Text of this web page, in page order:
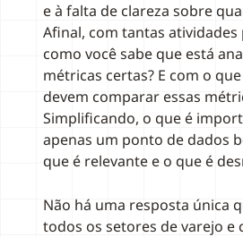
e à falta de clareza sobre
Afinal, com tantas atividades
como você sabe que está
métricas certas? E com o
devem comparar essas
Simplificando, o que é
apenas um ponto de dados
que é relevante e o que é
Não há uma resposta única
todos os setores de varejo e